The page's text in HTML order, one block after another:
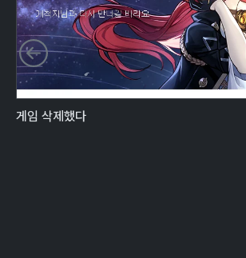
게임 삭제했다
이전 슬라이드